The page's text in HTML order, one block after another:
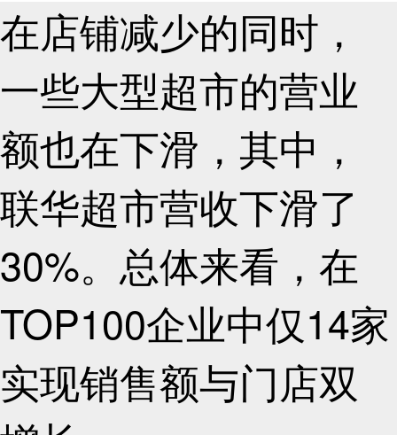
在店铺减少的同时，
一些大型超市的营业
额也在下滑，其中，
联华超市营收下滑了
30%。总体来看，在
TOP100企业中仅14家
实现销售额与门店双